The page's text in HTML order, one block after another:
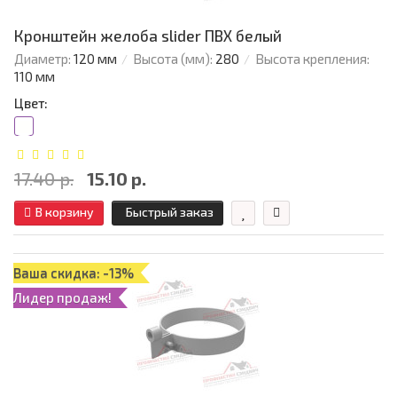
Кронштейн желоба slider ПВХ белый
Диаметр: 120 мм Высота (мм): 280
Высота крепления:
110 мм
Цвет:
17.40 р. 15.10 р.
В корзину Быстрый заказ
Ваша скидка: -13%
Лидер продаж!